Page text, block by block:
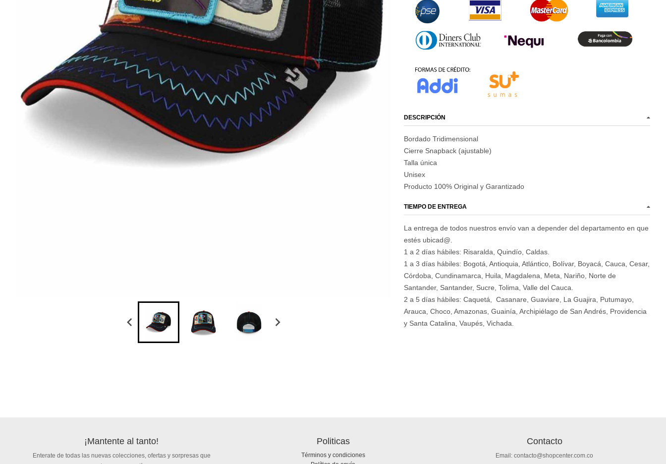
DESCRIPCIÓN
Bordado Tridimensional
Cierre Snapback (ajustable)
Talla única
Unisex
Producto 100% Original y Garantizado
TIEMPO DE ENTREGA
La entrega de todos nuestros envío van a depender del departamento en que
estés ubicad@.
1 a 2 días hábiles: Risaralda, Quindío, Caldas.
1 a 3 días hábiles: Bogotá, Antioquia, Atlántico, Bolívar, Boyacá, Cauca, Cesar,
Córdoba, Cundinamarca, Huila, Magdalena, Meta, Nariño, Norte de
Santander, Santander, Sucre, Tolima, Valle del Cauca.
2 a 5 días hábiles: Caquetá, Casanare, Guaviare, La Guajira, Putumayo,
Arauca, Choco, Amazonas, Guainía, Archipiélago de San Andrés, Providencia
y Santa Catalina, Vaupés, Vichada.
¡Mantente al tanto!
Enterate de todas las nuevas colecciones, ofertas y sorpresas que
Politicas
Términos y condiciones
Contacto
Email: contacto@shopcenter.com.co